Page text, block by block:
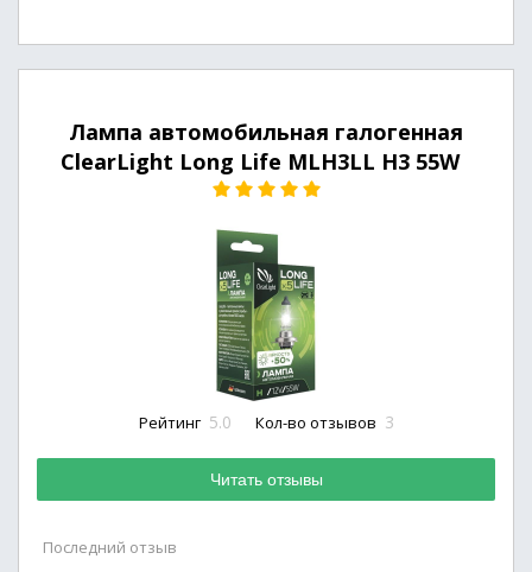
Лампа автомобильная галогенная
ClearLight Long Life MLH3LL H3 55W
Рейтинг 5.0 Кол-во отзывов 3
Читать отзывы
Последний отзыв